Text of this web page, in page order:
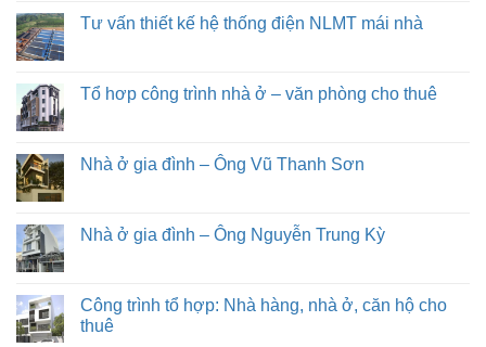
Tư vấn thiết kế hệ thống điện NLMT mái nhà
Tổ hơp công trình nhà ở – văn phòng cho thuê
Nhà ở gia đình – Ông Vũ Thanh Sơn
Nhà ở gia đình – Ông Nguyễn Trung Kỳ
Công trình tổ hợp: Nhà hàng, nhà ở, căn hộ cho
thuê